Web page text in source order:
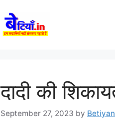
दादी की
September 27, 2023 by